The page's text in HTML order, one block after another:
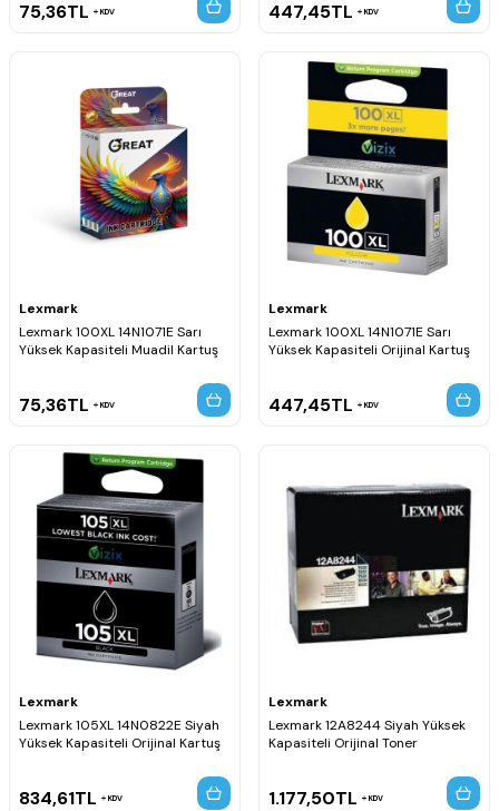
75,36TL KDV 447,45TL KDV
Lexmark
Lexmark 100XL 14N1071E Sarı
Yüksek Kapasiteli Muadil Kartuş
75,36TL KDV
Lexmark
Lexmark 100XL 14N1071E Sarı
Yüksek Kapasiteli Orijinal Kartuş
447,45TL KDV
Lexmark
Lexmark 105XL 14N0822E Siyah
Yüksek Kapasiteli Orijinal Kartuş
834,61TL KDV
Lexmark
Lexmark 12A8244 Siyah Yüksek
Kapasiteli Orijinal Toner
1.177,50TL KDV